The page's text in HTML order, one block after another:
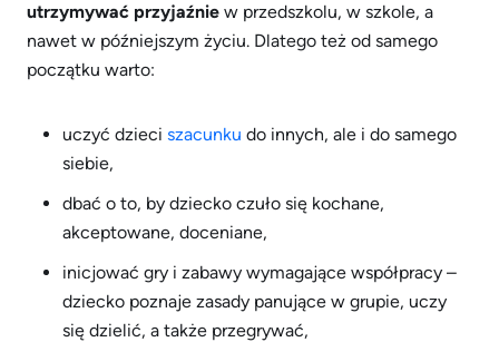
utrzymywać przyjaźnie w przedszkolu, w szkole, a
nawet w późniejszym życiu. Dlatego też od samego
początku warto:
uczyć dzieci szacunku do innych, ale i do samego
siebie,
dbać o to, by dziecko czuło się kochane,
akceptowane, doceniane,
inicjować gry i zabawy wymagające współpracy –
dziecko poznaje zasady panujące w grupie, uczy
się dzielić, a także przegrywać,